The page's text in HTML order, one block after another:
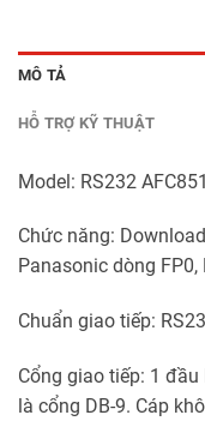
MÔ TẢ
HỖ TRỢ KỸ THUẬT
Model: RS232
Chức năng:
Panasonic dòng FP0,
Chuẩn giao tiếp:
Cổng giao tiếp: 1
là cổng DB-9. Cáp